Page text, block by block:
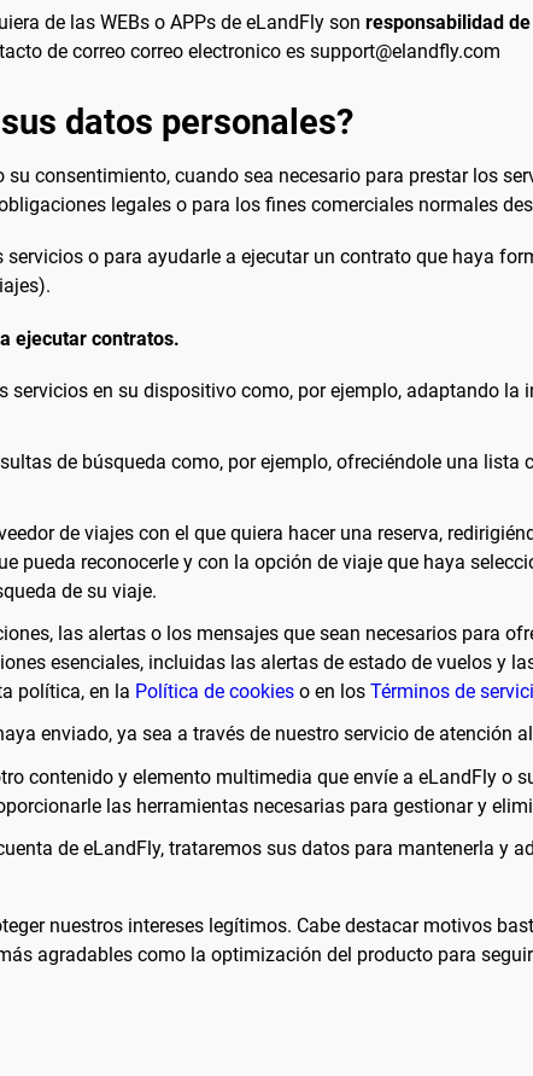
de las WEBs o APPs de eLandFly son responsabilidad
de correo correo electronico es support@elandfly.com
datos personales?
consentimiento, cuando sea necesario para prestar los
legales o para los fines comerciales normales
servicios o para ayudarle a ejecutar un contrato que haya
ejecutar contratos.
servicios en su dispositivo como, por ejemplo, adaptando
de búsqueda como, por ejemplo, ofreciéndole una lista
de viajes con el que quiera hacer una reserva,
pueda reconocerle y con la opción de viaje que haya
de su viaje.
las alertas o los mensajes que sean necesarios para
esenciales, incluidas las alertas de estado de vuelos y
política, en la Política de cookies o en los Términos de
enviado, ya sea a través de nuestro servicio de atención
contenido y elemento multimedia que envíe a eLandFly o
las herramientas necesarias para gestionar y
de eLandFly, trataremos sus datos para mantenerla y
nuestros intereses legítimos. Cabe destacar motivos
agradables como la optimización del producto para